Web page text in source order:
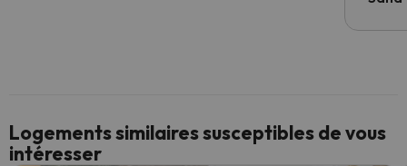
Logements similaires susceptibles de vous
intéresser